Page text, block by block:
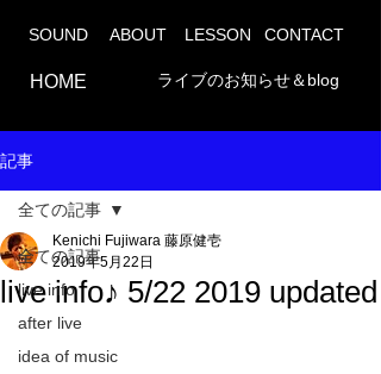
SOUND
HOME
ABOUT LESSON CONTACT
ライブのお知らせ＆blog
記事
全ての記事
live info
after live
idea of music
全ての記事
live info♪ 5/22 2019 updated
Kenichi Fujiwara 藤原健壱
2019年5月22日